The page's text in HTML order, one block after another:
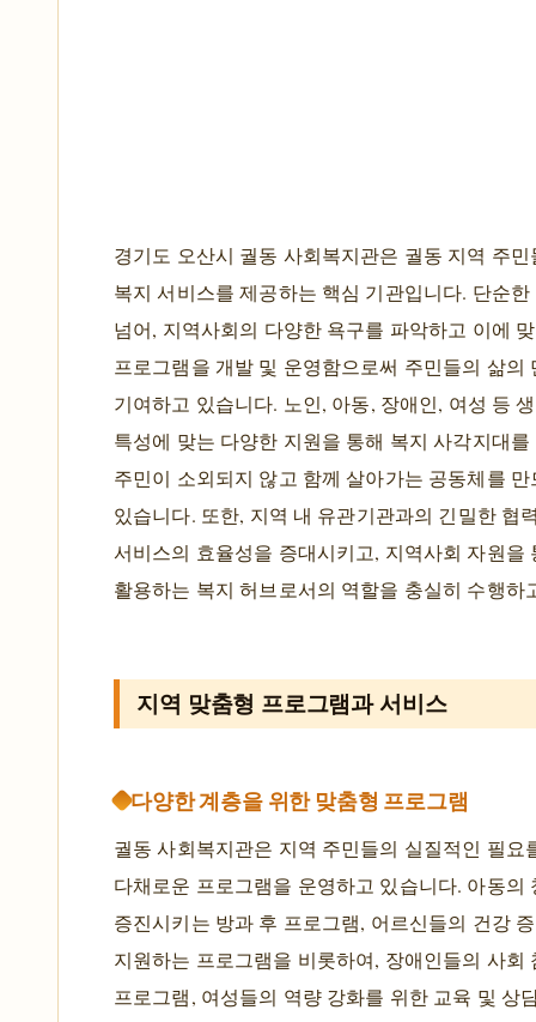
경기도 오산시 궐동 사회복지관은 궐동 지역 주
복지 서비스를 제공하는 핵심 기관입니다. 단순
넘어, 지역사회의 다양한 욕구를 파악하고 이에
프로그램을 개발 및 운영함으로써 주민들의 삶의
기여하고 있습니다. 노인, 아동, 장애인, 여성 등
특성에 맞는 다양한 지원을 통해 복지 사각지대
주민이 소외되지 않고 함께 살아가는 공동체를
있습니다. 또한, 지역 내 유관기관과의 긴밀한 협
서비스의 효율성을 증대시키고, 지역사회 자원을
활용하는 복지 허브로서의 역할을 충실히 수행하
지역 맞춤형 프로그램과 서비스
다양한 계층을 위한 맞춤형 프로그램
궐동 사회복지관은 지역 주민들의 실질적인 필요
다채로운 프로그램을 운영하고 있습니다. 아동의
증진시키는 방과 후 프로그램, 어르신들의 건강
지원하는 프로그램을 비롯하여, 장애인들의 사회
프로그램, 여성들의 역량 강화를 위한 교육 및 상